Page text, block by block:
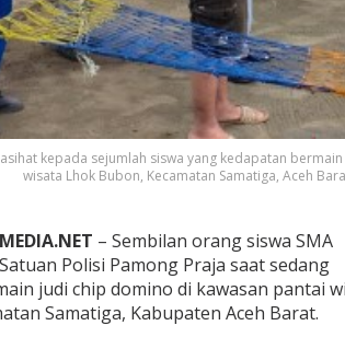
kepada sejumlah siswa yang kedapatan
wisata Lhok Bubon, Kecamatan Samatiga, Aceh
– Sembilan orang siswa SMA
Polisi Pamong Praja saat sedang
judi chip domino di kawasan pantai
Samatiga, Kabupaten Aceh Barat.